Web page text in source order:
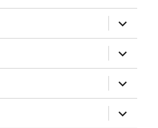
anzeigen
anzeigen
anzeigen
anzeigen